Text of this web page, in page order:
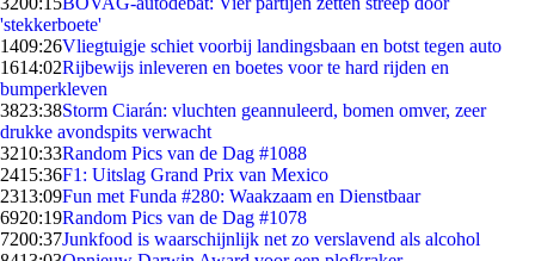
'stekkerboete'
1409:26Vliegtuigje schiet voorbij landingsbaan en botst tegen auto
1614:02Rijbewijs inleveren en boetes voor te hard rijden en
bumperkleven
3823:38Storm Ciarán: vluchten geannuleerd, bomen omver, zeer
drukke avondspits verwacht
3210:33Random Pics van de Dag #1088
2415:36F1: Uitslag Grand Prix van Mexico
2313:09Fun met Funda #280: Waakzaam en Dienstbaar
6920:19Random Pics van de Dag #1078
7200:37Junkfood is waarschijnlijk net zo verslavend als alcohol